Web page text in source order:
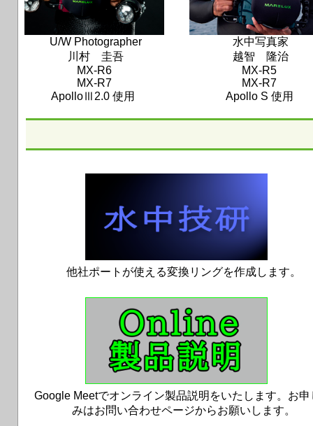
U/W Photographer
水中写真家
川村 圭吾
越智 隆治
MX-R6
MX-R7
ApolloⅢ2.0 使用
MX-R5
MX-R7
Apollo S 使用
他社ポートが使える変換リングを作成します。
Google Meetでオンライン製品説明をいたします。お申
みはお問い合わせページからお願いします。